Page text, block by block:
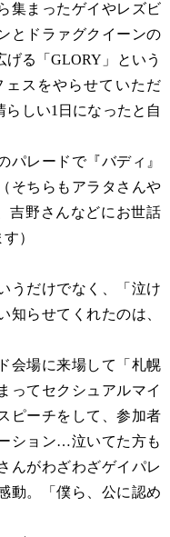
集まったゲイやレズビ
とドラァグクイーンの
る「GLORY」という
ェスをやらせていただ
しい1日になったと自
レードで『バディ』
そちらもアラタさんや
吉野さんなどにお世話
）
うだけでなく、「泣け
知らせてくれたのは、
会場に来場して「札幌
ってセクシュアルマイ
ピーチをして、参加者
ション…泣いてた方も
んがわざわざゲイパレ
動。「僕ら、公に認め